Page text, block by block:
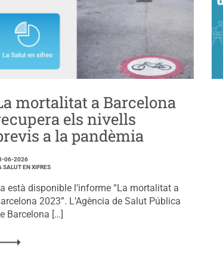
mortalitat a Barcelona
els nivells
a la pandèmia
06-2026
SALUT EN XIFRES
està disponible l’informe “La mortalitat a
2023”. L’Agència de Salut Pública
Barcelona […]